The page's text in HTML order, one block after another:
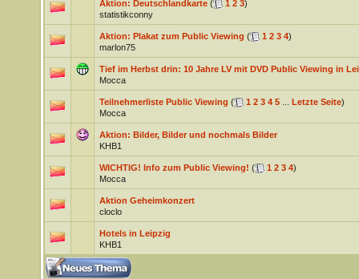
Aktion: Deutschlandkarte ( 1 2 3)
statistikconny
Aktion: Plakat zum Public Viewing ( 1 2 3 4)
marlon75
Tief im Herbst drin: 10 Jahre LV mit DVD Public Viewing in
Mocca
Teilnehmerliste Public Viewing ( 1 2 3 4 5... Letzte Seite)
Mocca
Aktion: Bilder, Bilder und nochmals Bilder
KHB1
WICHTIG! Info zum Public Viewing! ( 1 2 3 4)
Mocca
Aktion Geheimkonzert
cloclo
Hotels in Leipzig
KHB1